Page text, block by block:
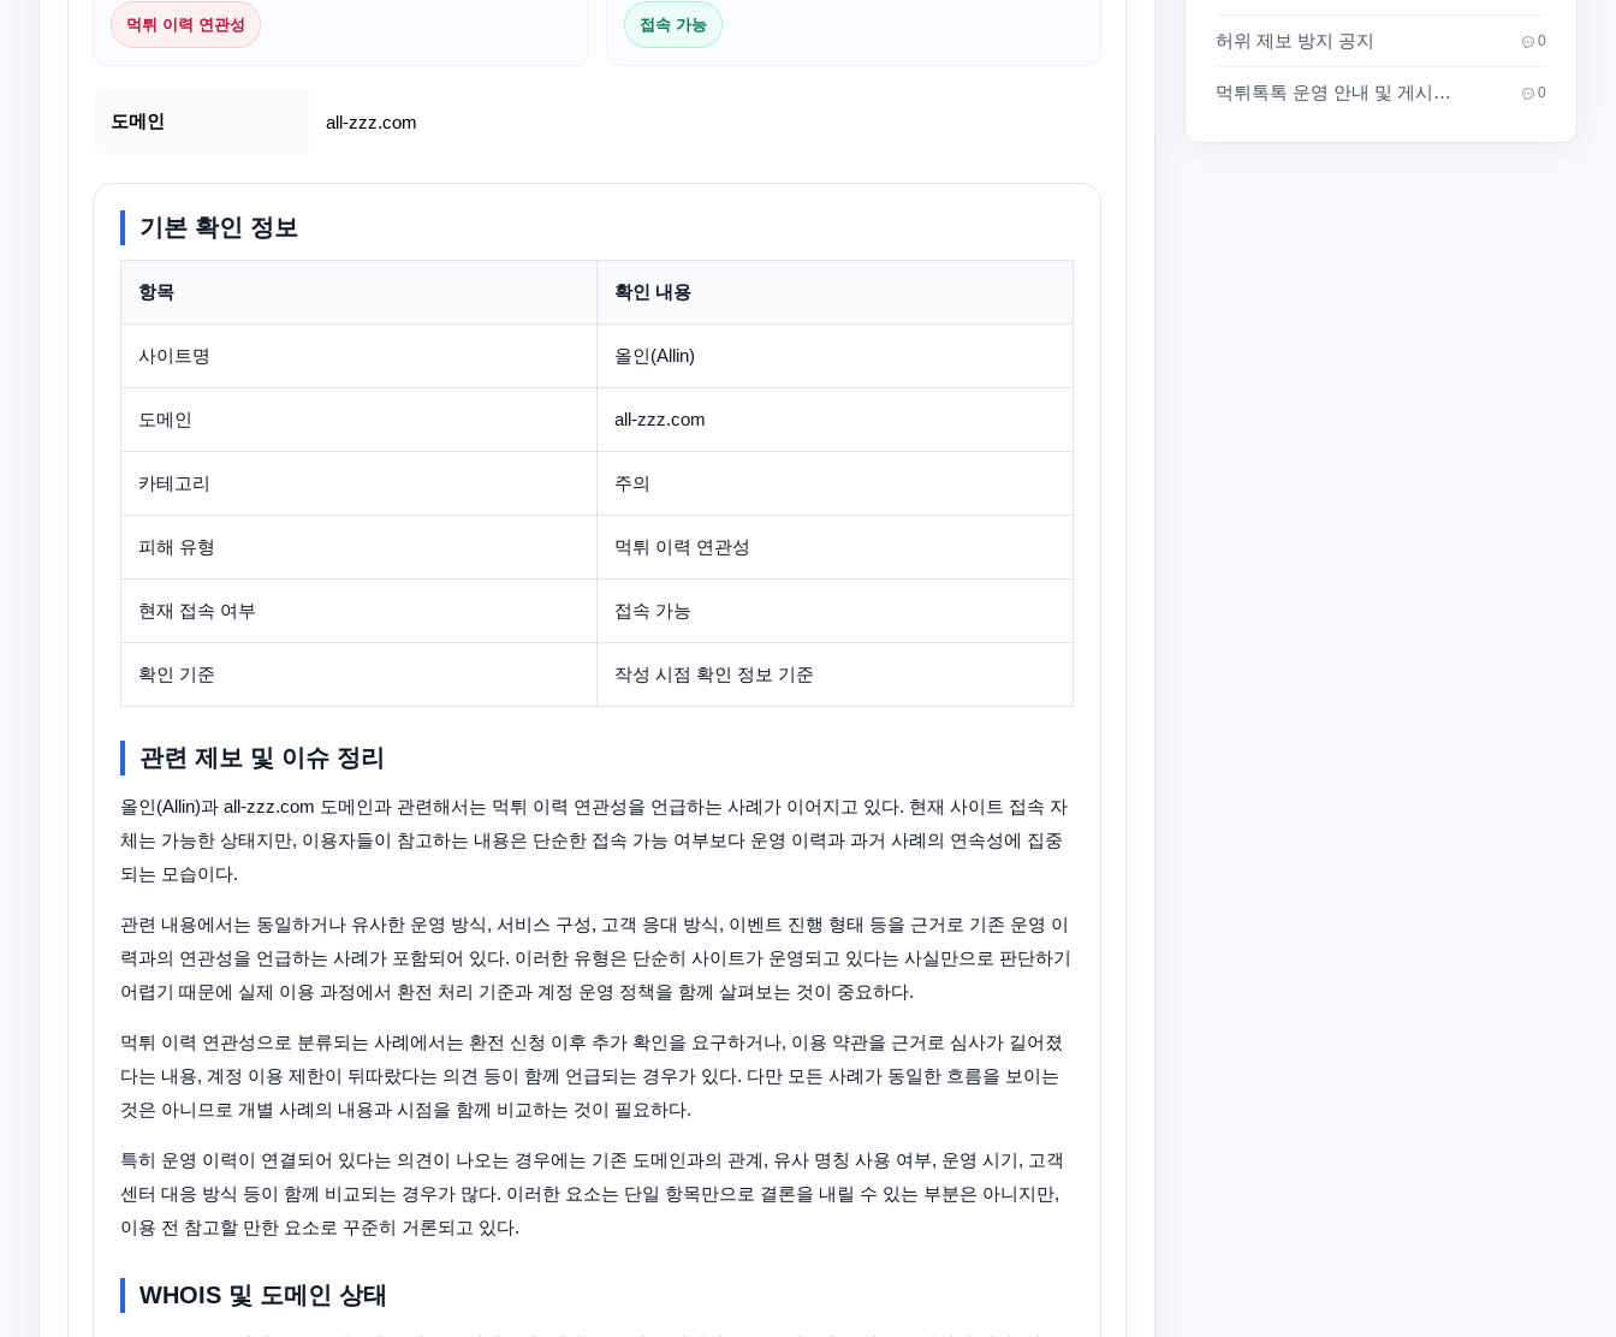
먹튀 이력 연관성 접속 가능
도메인 all-zzz.com
기본 확인 정보
항목 확인 내용
사이트명 올인(Allin)
도메인 all-zzz.com
카테고리 주의
피해 유형 먹튀 이력 연관성
현재 접속 여부 접속 가능
확인 기준 작성 시점 확인 정보 기준
관련 제보 및 이슈 정리
올인(Allin)과 all-zzz.com 도메인과 관련해서는 먹튀 이력 연관성을 언급하는 사례가 이어지고 있다. 현재 사이트 접속 자
체는 가능한 상태지만, 이용자들이 참고하는 내용은 단순한 접속 가능 여부보다 운영 이력과 과거 사례의 연속성에 집중
되는 모습이다.
관련 내용에서는 동일하거나 유사한 운영 방식, 서비스 구성, 고객 응대 방식, 이벤트 진행 형태 등을 근거로 기존 운영 이
력과의 연관성을 언급하는 사례가 포함되어 있다. 이러한 유형은 단순히 사이트가 운영되고 있다는 사실만으로 판단하기
어렵기 때문에 실제 이용 과정에서 환전 처리 기준과 계정 운영 정책을 함께 살펴보는 것이 중요하다.
먹튀 이력 연관성으로 분류되는 사례에서는 환전 신청 이후 추가 확인을 요구하거나, 이용 약관을 근거로 심사가 길어졌
다는 내용, 계정 이용 제한이 뒤따랐다는 의견 등이 함께 언급되는 경우가 있다. 다만 모든 사례가 동일한 흐름을 보이는
것은 아니므로 개별 사례의 내용과 시점을 함께 비교하는 것이 필요하다.
특히 운영 이력이 연결되어 있다는 의견이 나오는 경우에는 기존 도메인과의 관계, 유사 명칭 사용 여부, 운영 시기, 고객
센터 대응 방식 등이 함께 비교되는 경우가 많다. 이러한 요소는 단일 항목만으로 결론을 내릴 수 있는 부분은 아니지만,
이용 전 참고할 만한 요소로 꾸준히 거론되고 있다.
WHOIS 및 도메인 상태
허위 제보 방지 공지 0
먹튀톡톡 운영 안내 및 게시판 이용 기준 0